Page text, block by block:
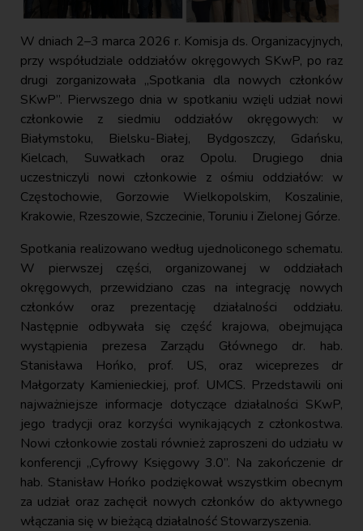
W dniach 2–3 marca 2026 r. Komisja ds. Organizacyjnych,
przy współudziale oddziałów okręgowych SKwP, po raz
drugi zorganizowała „Spotkania dla nowych członków
SKwP”. Pierwszego dnia w spotkaniu wzięli udział nowi
członkowie z siedmiu oddziałów okręgowych: w
Białymstoku, Bielsku-Białej, Bydgoszczy, Gdańsku,
Kielcach, Suwałkach oraz Opolu. Drugiego dnia
uczestniczyli nowi członkowie z ośmiu oddziałów: w
Częstochowie, Gorzowie Wielkopolskim, Koszalinie,
Krakowie, Rzeszowie, Szczecinie, Toruniu i Zielonej Górze.
Spotkania realizowano według ujednoliconego schematu.
W pierwszej części, organizowanej w oddziałach
okręgowych, przewidziano czas na integrację nowych
członków oraz prezentację działalności oddziału.
Następnie odbywała się część krajowa, obejmująca
wystąpienia prezesa Zarządu Głównego dr. hab.
Stanisława Hońko, prof. US, oraz wiceprezes dr
Małgorzaty Kamienieckiej, prof. UMCS. Przedstawili oni
najważniejsze informacje dotyczące działalności SKwP,
jego tradycji oraz korzyści wynikających z członkostwa.
Nowi członkowie zostali również zaproszeni do udziału w
konferencji „Cyfrowy Księgowy 3.0”. Na zakończenie dr
hab. Stanisław Hońko podziękował wszystkim obecnym
za udział oraz zachęcił nowych członków do aktywnego
włączania się w bieżącą działalność Stowarzyszenia.